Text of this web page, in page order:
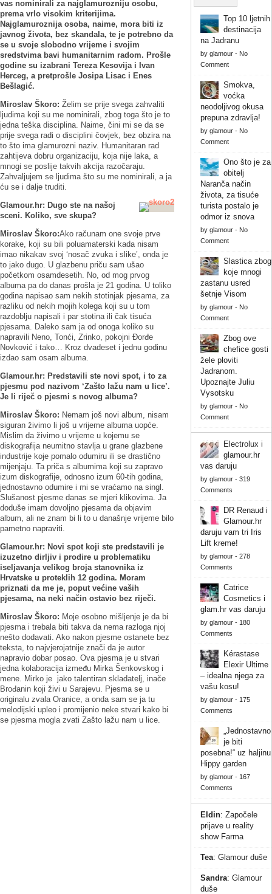
vas nominirali za najglamurozniju osobu,
prema vrlo visokim kriterijima.
Najglamuroznija osoba, naime, mora biti iz
javnog života, bez skandala, te je potrebno da
se u svoje slobodno vrijeme i svojim
sredstvima bavi humanitarnim radom. Prošle
godine su izabrani Tereza Kesovija i Ivan
Herceg, a pretprošle Josipa Lisac i Enes
Bešlagić.
Miroslav Škoro: Želim se prije svega zahvaliti
ljudima koji su me nominirali, zbog toga što je to
jedna teška disciplina. Naime, čini mi se da se
prije svega radi o disciplini čovjek, bez obzira na
to što ima glamurozni naziv. Humanitaran rad
zahtijeva dobru organizaciju, koja nije laka, a
mnogi se poslije takvih akcija razočaraju.
Zahvaljujem se ljudima što su me nominirali, a ja
ću se i dalje truditi.
Glamour.hr: Dugo ste na našoj
sceni. Koliko, sve skupa?
Miroslav Škoro:Ako računam one svoje prve
korake, koji su bili poluamaterski kada nisam
imao nikakav svoj ‘nosač zvuka i slike’, onda je
to jako dugo. U glazbenu priču sam ušao
početkom osamdesetih. No, od mog prvog
albuma pa do danas prošla je 21 godina. U toliko
godina napisao sam nekih stotinjak pjesama, za
razliku od nekih mojih kolega koji su u tom
razdoblju napisali i par stotina ili čak tisuća
pjesama. Daleko sam ja od onoga koliko su
napravili Neno, Tonći, Zrinko, pokojni Đorđe
Novković i tako… Kroz dvadeset i jednu godinu
izdao sam osam albuma.
Glamour.hr: Predstavili ste novi spot, i to za
pjesmu pod nazivom ‘Zašto lažu nam u lice’.
Je li riječ o pjesmi s novog albuma?
Miroslav Škoro: Nemam još novi album, nisam
siguran živimo li još u vrijeme albuma uopće.
Mislim da živimo u vrijeme u kojemu se
diskografija neumitno stavlja u grane glazbene
industrije koje pomalo odumiru ili se drastično
mijenjaju. Ta priča s albumima koji su zapravo
izum diskografije, odnosno izum 60-tih godina,
jednostavno odumire i mi se vraćamo na singl.
Slušanost pjesme danas se mjeri klikovima. Ja
doduše imam dovoljno pjesama da objavim
album, ali ne znam bi li to u današnje vrijeme bilo
pametno napraviti.
Glamour.hr: Novi spot koji ste predstavili je
izuzetno dirljiv i prodire u problematiku
iseljavanja velikog broja stanovnika iz
Hrvatske u proteklih 12 godina. Moram
priznati da me je, poput većine vaših
pjesama, na neki način ostavio bez riječi.
Miroslav Škoro: Moje osobno mišljenje je da bi
pjesma i trebala biti takva da nema razloga njoj
nešto dodavati. Ako nakon pjesme ostanete bez
teksta, to najvjerojatnije znači da je autor
napravio dobar posao. Ova pjesma je u stvari
jedna kolaboracija između Mirka Šenkovskog i
mene. Mirko je jako talentiran skladatelj, inače
Brođanin koji živi u Sarajevu. Pjesma se u
originalu zvala Oranice, a onda sam se ja tu
melodijski upleo i promijenio neke stvari kako bi
se pjesma mogla zvati Zašto lažu nam u lice.
Top 10 ljetnih
destinacija
na Jadranu
by glamour- No
Comment
Smokva,
voćka
neodoljivog okusa
prepuna zdravlja!
by glamour- No
Comment
Ono što je za
obitelj
Naranča način
života, za tisuće
turista postalo je
odmor iz snova
by glamour- No
Comment
Slastica zbog
koje mnogi
zastanu usred
šetnje Visom
by glamour- No
Comment
Zbog ove
chefice gosti
žele ploviti
Jadranom.
Upoznajte Juliu
Vysotsku
by glamour- No
Comment
Electrolux i
glamour.hr
vas daruju
by glamour- 319
Comments
DR Renaud i
Glamour.hr
daruju vam tri Iris
Lift kreme!
by glamour- 278
Comments
Catrice
Cosmetics i
glam.hr vas daruju
by glamour- 180
Comments
Kérastase
Elexir Ultime
– idealna njega za
vašu kosu!
by glamour- 175
Comments
„Jednostavno
je biti
posebna!“ uz haljinu
Hippy garden
by glamour- 167
Comments
Eldin: Započele
prijave u reality
show Farma
Tea: Glamour duše
Sandra: Glamour
duše